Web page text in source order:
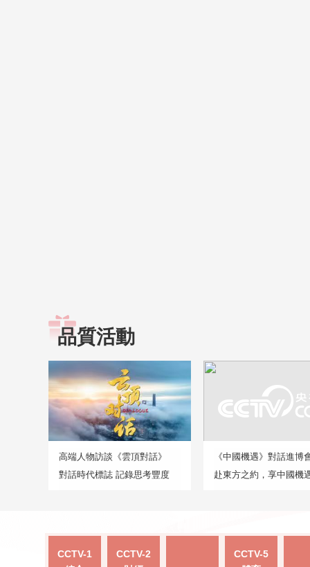
品質活動
高端人物訪談《雲頂對話》
對話時代標誌 記錄思考豐度
《中國機遇》對話進博
赴東方之約，享中國機
CCTV-1
CCTV-2
CCTV-5